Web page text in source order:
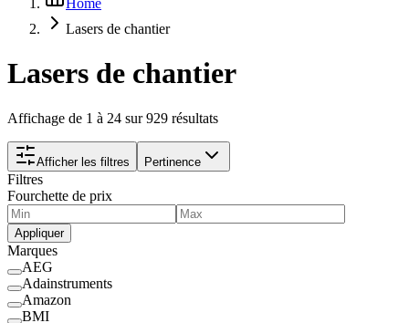
Home
Lasers de chantier
Lasers de chantier
Affichage de 1 à 24 sur 929 résultats
Afficher les filtres Pertinence
Filtres
Fourchette de prix
Appliquer
Marques
AEG
Adainstruments
Amazon
BMI